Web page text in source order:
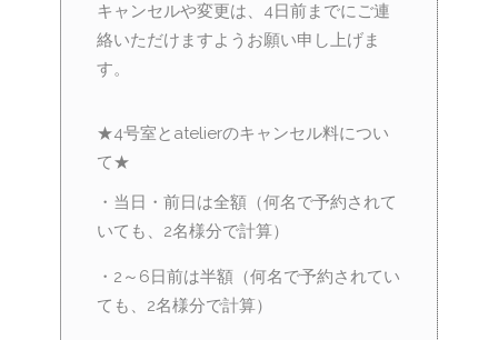
キャンセルや変更は、4日前までにご連
絡いただけますようお願い申し上げま
す。
★4号室とatelierのキャンセル料につい
て★
・当日・前日は全額（何名で予約されて
いても、2名様分で計算）
・2～6日前は半額（何名で予約されてい
ても、2名様分で計算）